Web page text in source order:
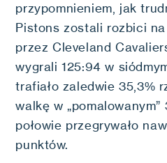
przypomnieniem, jak
Pistons zostali rozbici
przez Cleveland
wygrali 125:94 w
trafiało zaledwie 35,3%
walkę w
połowie przegrywało
punktów.